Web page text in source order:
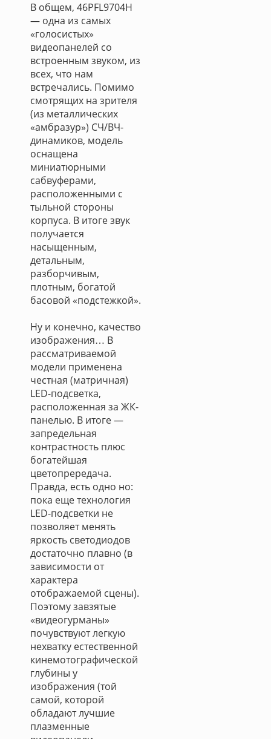
В общем, 46PFL9704H
— одна из самых
«голосистых»
видеопанелей со
встроенным звуком, из
всех, что нам
встречались. Помимо
смотрящих на зрителя
(из металлических
«амбразур») СЧ/ВЧ-
динамиков, модель
оснащена
миниатюрными
сабвуферами,
расположенными с
тыльной стороны
корпуса. В итоге звук
получается
насыщенным,
детальным,
разборчивым,
плотным, богатой
басовой «подстежкой».
Ну и конечно, качество
изображения… В
рассматриваемой
модели применена
честная (матричная)
LED-подсветка,
расположенная за ЖК-
панелью. В итоге —
запредельная
контрастность плюс
богатейшая
цветопрередача.
Правда, есть одно но:
пока еще технология
LED-подсветки не
позволяет менять
яркость светодиодов
достаточно плавно (в
зависимости от
характера
отображаемой сцены).
Поэтому завзятые
«видеогурманы»
почувствуют легкую
нехватку естественной
кинемотографической
глубины у
изображения (той
самой, которой
обладают лучшие
плазменные